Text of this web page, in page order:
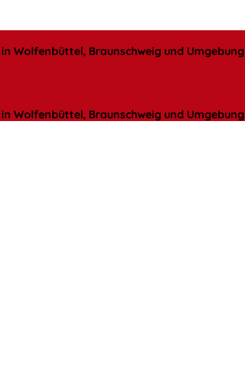
Wolfenbüttel, Braunschweig und Umgebung
Wolfenbüttel, Braunschweig und Umgebung